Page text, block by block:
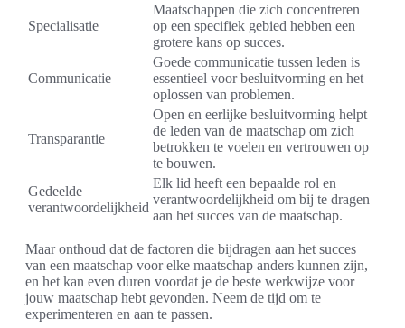
Specialisatie
Maatschappen die zich concentreren
op een specifiek gebied hebben een
grotere kans op succes.
Communicatie
Goede communicatie tussen leden is
essentieel voor besluitvorming en het
oplossen van problemen.
Transparantie
Open en eerlijke besluitvorming helpt
de leden van de maatschap om zich
betrokken te voelen en vertrouwen op
te bouwen.
Gedeelde
verantwoordelijkheid
Elk lid heeft een bepaalde rol en
verantwoordelijkheid om bij te dragen
aan het succes van de maatschap.
Maar onthoud dat de factoren die bijdragen aan het succes
van een maatschap voor elke maatschap anders kunnen zijn,
en het kan even duren voordat je de beste werkwijze voor
jouw maatschap hebt gevonden. Neem de tijd om te
experimenteren en aan te passen.